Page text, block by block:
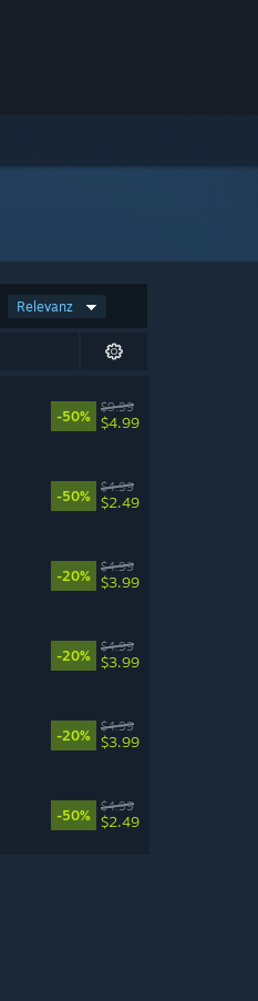
Relevanz
-50%
$9.99
$4.99
-50%
$4.99
$2.49
-20%
$4.99
$3.99
-20%
$4.99
$3.99
-20%
$4.99
$3.99
-50%
$4.99
$2.49